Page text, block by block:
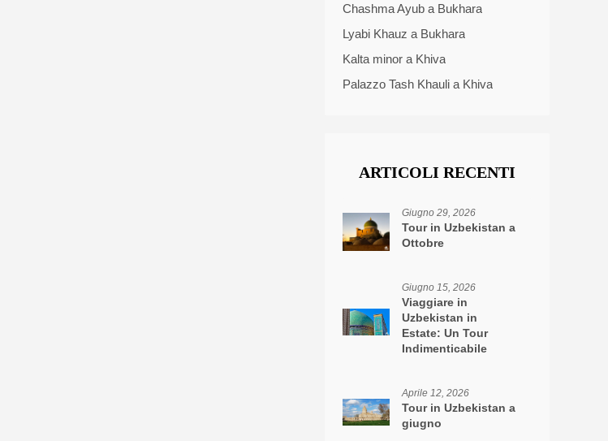
Chashma Ayub a Bukhara
Lyabi Khauz a Bukhara
Kalta minor a Khiva
Palazzo Tash Khauli a Khiva
ARTICOLI RECENTI
Giugno 29, 2026
Tour in Uzbekistan a
Ottobre
Giugno 15, 2026
Viaggiare in
Uzbekistan in
Estate: Un Tour
Indimenticabile
Aprile 12, 2026
Tour in Uzbekistan a
giugno